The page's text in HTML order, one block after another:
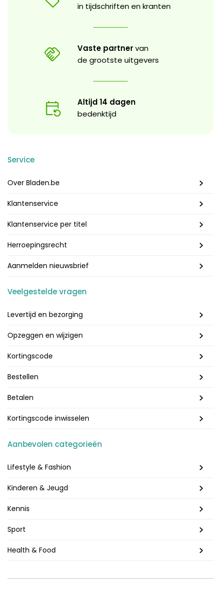
in tijdschriften en kranten
Vaste partnervan
de grootste uitgevers
Altijd 14 dagen
bedenktijd
Service
Over Bladen.be
Klantenservice
Klantenservice per titel
Herroepingsrecht
Aanmelden nieuwsbrief
Veelgestelde vragen
Levertijd en bezorging
Opzeggen en wijzigen
Kortingscode
Bestellen
Betalen
Kortingscode inwisselen
Aanbevolen categorieën
Lifestyle & Fashion
Kinderen & Jeugd
Kennis
Sport
Health & Food